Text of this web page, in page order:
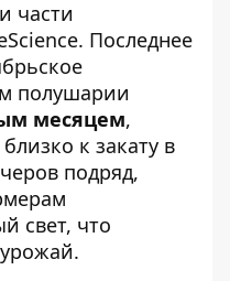
части
. Последнее
полушарии
месяцем,
к закату в
подряд,
свет, что